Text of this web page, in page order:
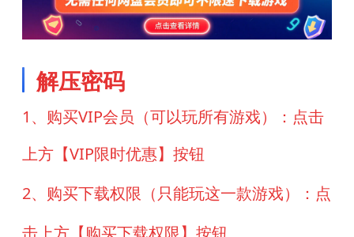
解压密码
1、购买VIP会员（可以玩所有游戏）：点击
上方【VIP限时优惠】按钮
2、购买下载权限（只能玩这一款游戏）：点